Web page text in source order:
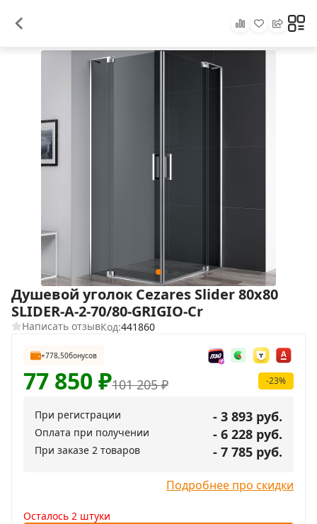
Душевой уголок Cezares Slider 80x80
SLIDER-A-2-70/80-GRIGIO-Cr
Написать отзывКод:441860
+778,50бонусов
101 205₽
77 850₽ -23%
При регистрации - 3 893 руб.
Оплата при получении - 6 228 руб.
При заказе 2 товаров - 7 785 руб.
Подробнее про скидки
Осталось 2 штуки